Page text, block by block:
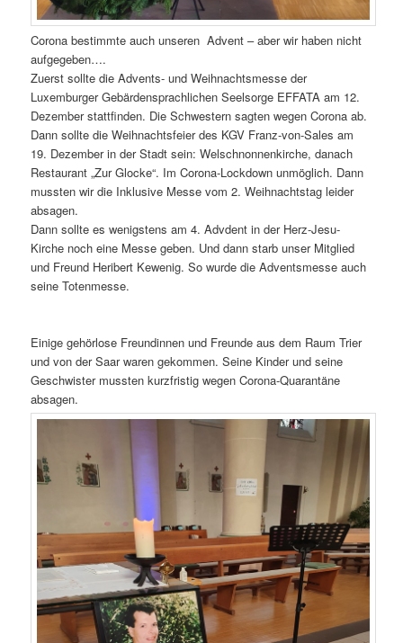
Corona bestimmte auch unseren Advent – aber wir haben nicht
aufgegeben….
Zuerst sollte die Advents- und Weihnachtsmesse der
Luxemburger Gebärdensprachlichen Seelsorge EFFATA am 12.
Dezember stattfinden. Die Schwestern sagten wegen Corona ab.
Dann sollte die Weihnachtsfeier des KGV Franz-von-Sales am
19. Dezember in der Stadt sein: Welschnonnenkirche, danach
Restaurant „Zur Glocke“. Im Corona-Lockdown unmöglich. Dann
mussten wir die Inklusive Messe vom 2. Weihnachtstag leider
absagen.
Dann sollte es wenigstens am 4. Advdent in der Herz-Jesu-
Kirche noch eine Messe geben. Und dann starb unser Mitglied
und Freund Heribert Kewenig. So wurde die Adventsmesse auch
seine Totenmesse.
Einige gehörlose Freundinnen und Freunde aus dem Raum Trier
und von der Saar waren gekommen. Seine Kinder und seine
Geschwister mussten kurzfristig wegen Corona-Quarantäne
absagen.